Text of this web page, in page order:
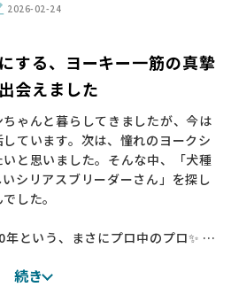
2026-02-24
する、ヨーキー一筋の真摯
会えました
ゃんと暮らしてきましたが、今は
ています。次は、憧れのヨークシ
と思いました。そんな中、「犬種
シリアスブリーダーさん」を探し
した。
という、まさにプロ中のプロ✨ ス
」を育てていらっしゃいます。親
続き